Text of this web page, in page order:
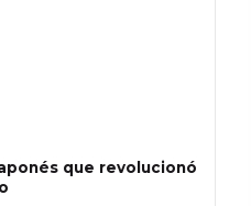
que revolucionó